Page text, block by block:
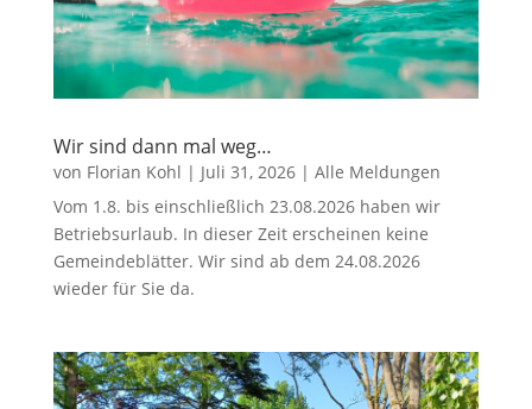
Wir sind dann mal weg…
von Florian Kohl | Juli 31, 2026| Alle Meldungen
Vom 1.8. bis einschließlich 23.08.2026 haben wir
Betriebsurlaub. In dieser Zeit erscheinen keine
Gemeindeblätter. Wir sind ab dem 24.08.2026
wieder für Sie da.